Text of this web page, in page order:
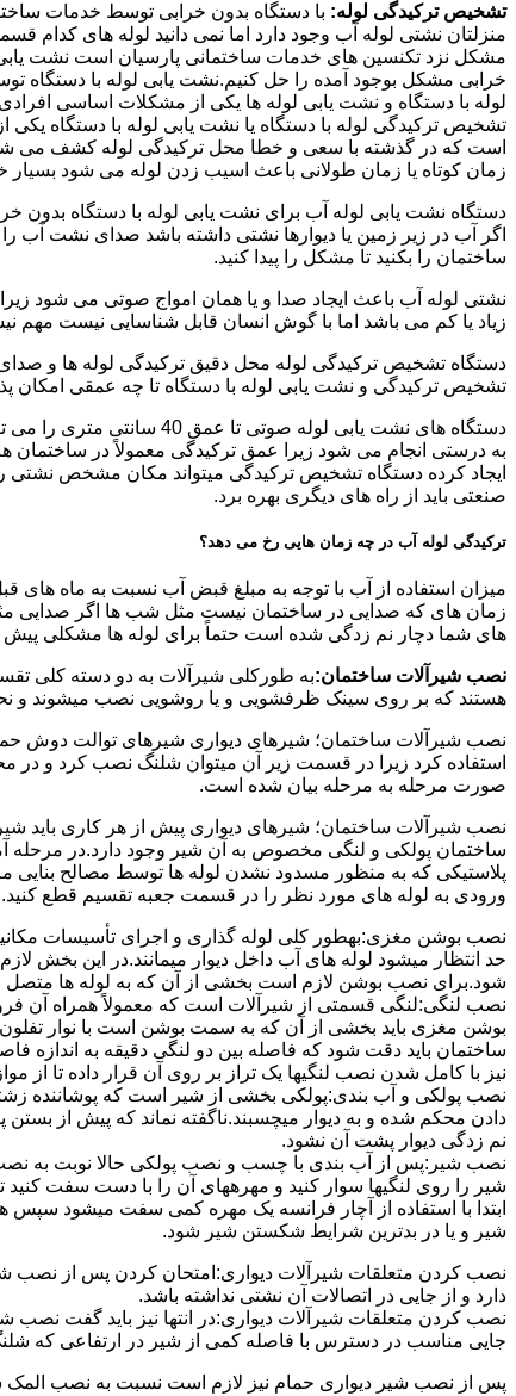
تشخیص ترکیدگی لوله: با دستگاه بدون خرابی توسط خدمات
منزلتان نشتی لوله آب وجود دارد اما نمی دانید لوله های
مشکل نزد تکنسین های خدمات ساختمانی پارسیان است نشت یابی
خرابی مشکل بوجود آمده را حل کنیم.نشت یابی لوله با دستگاه
لوله با دستگاه و نشت یابی لوله ها یکی از مشکلات اساسی
تشخیص ترکیدگی لوله با دستگاه یا نشت یابی لوله با دستگاه
است که در گذشته با سعی و خطا محل ترکیدگی لوله کشف می شد
زمان کوتاه یا زمان طولانی باعث اسیب زدن لوله می شود
دستگاه نشت یابی لوله آب برای نشت یابی لوله با دستگاه بدون
اگر آب در زیر زمین یا دیوارها نشتی داشته باشد صدای نشت
ساختمان را بکنید تا مشکل را پیدا کنید.
نشتی لوله آب باعث ایجاد صدا و یا همان امواج صوتی می شود
زیاد یا کم می باشد اما با گوش انسان قابل شناسایی نیست
دستگاه تشخیص ترکیدگی لوله محل دقیق ترکیدگی لوله ها و
تشخیص ترکیدگی و نشت یابی لوله با دستگاه تا چه عمقی امکان
ایجاد کرده دستگاه تشخیص ترکیدگی میتواند مکان مشخص نشتی
صنعتی باید از راه های دیگری بهره برد.
ترکیدگی لوله آب در چه زمان هایی رخ می دهد؟
میزان استفاده از آب با توجه به مبلغ قبض آب نسبت به ماه های
زمان های که صدایی در ساختمان نیست مثل شب ها اگر صدایی مثل
های شما دچار نم زدگی شده است حتماً برای لوله ها مشکلی پیش
نصب شیرآلات ساختمان:به طورکلی شیرآلات به دو دسته کلی
هستند که بر روی سینک ظرفشویی و یا روشویی نصب میشوند و
نصب شیرآلات ساختمان؛ شیرهای دیواری شیرهای توالت دوش حمام
استفاده کرد زیرا در قسمت زیر آن میتوان شلنگ نصب کرد و در
صورت مرحله به مرحله بیان شده است.
نصب شیرآلات ساختمان؛ شیرهای دیواری پیش از هر کاری باید
ساختمان پولکی و لنگی مخصوص به آن شیر وجود دارد.در مرحله
پلاستیکی که به منظور مسدود نشدن لوله ها توسط مصالح بنایی
ورودی به لوله های مورد نظر را در قسمت جعبه تقسیم قطع
نصب بوشن مغزی:بهطور کلی لوله گذاری و اجرای تأسیسات
حد انتظار میشود لوله های آب داخل دیوار میمانند.در این بخش
شود.برای نصب بوشن لازم است بخشی از آن که به لوله ها متصل
نصب لنگی:لنگی قسمتی از شیرآلات است که معمولاً همراه آن
بوشن مغزی باید بخشی از آن که به سمت بوشن است با نوار
ساختمان باید دقت شود که فاصله بین دو لنگی دقیقه به اندازه
نیز با کامل شدن نصب لنگیها یک تراز بر روی آن قرار داده تا از
نصب پولکی و آب بندی:پولکی بخشی از شیر است که پوشاننده
دادن محکم شده و به دیوار میچسبند.ناگفته نماند که پیش از
نم زدگی دیوار پشت آن نشود.
نصب شیر:پس از آب بندی با چسب و نصب پولکی حالا نوبت به
شیر را روی لنگیها سوار کنید و مهرههای آن را با دست سفت
ابتدا با استفاده از آچار فرانسه یک مهره کمی سفت میشود
شیر و یا در بدترین شرایط شکستن شیر شود.
نصب کردن متعلقات شیرآلات دیواری:امتحان کردن پس از نصب
دارد و از جایی در اتصالات آن نشتی نداشته باشد.
نصب کردن متعلقات شیرآلات دیواری:در انتها نیز باید گفت
جایی مناسب در دسترس با فاصله کمی از شیر در ارتفاعی که شلنگ
پس از نصب شیر دیواری حمام نیز لازم است نسبت به نصب